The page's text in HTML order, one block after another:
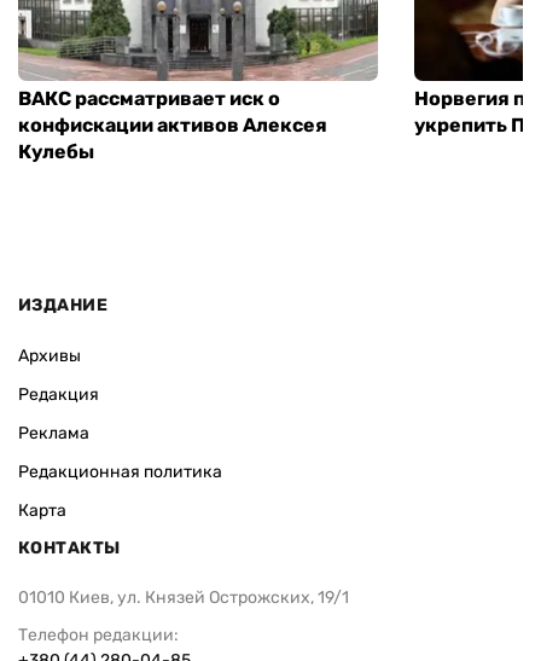
ВАКС рассматривает иск о
конфискации активов Алексея
Кулебы
Норвегия
укрепить
ИЗДАНИЕ
Архивы
Редакция
Реклама
Редакционная политика
Карта
КОНТАКТЫ
01010 Киев, ул. Князей Острожских, 19/1
Телефон редакции: